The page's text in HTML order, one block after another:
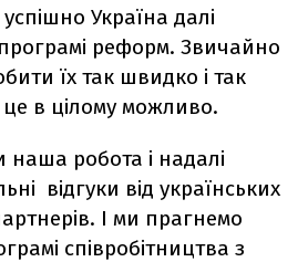
Україна далі
реформ. Звичайно
їх так швидко і так
це в цілому можливо.
робота і надалі
відгуки від українських
І ми прагнемо
співробітництва з